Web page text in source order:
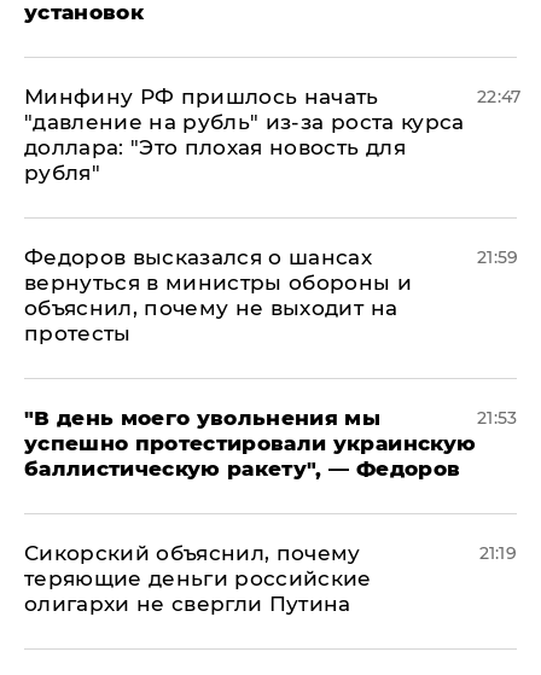
установок
Минфину РФ пришлось начать
"давление на рубль" из-за роста курса
доллара: "Это плохая новость для
рубля"
22:47
Федоров высказался о шансах
вернуться в министры обороны и
объяснил, почему не выходит на
протесты
21:59
​"В день моего увольнения мы
успешно протестировали украинскую
баллистическую ракету", — Федоров
21:53
Сикорский объяснил, почему
теряющие деньги российские
олигархи не свергли Путина
21:19